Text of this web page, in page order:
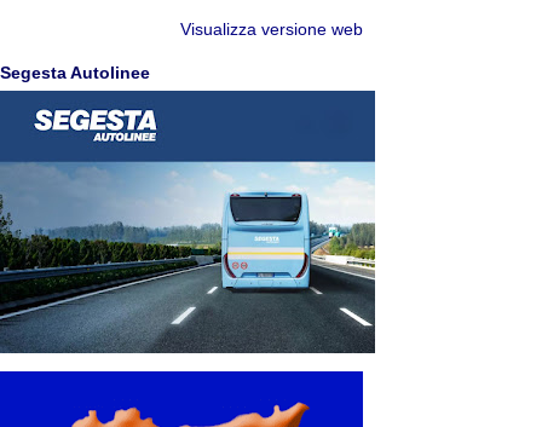
Visualizza versione web
Segesta Autolinee